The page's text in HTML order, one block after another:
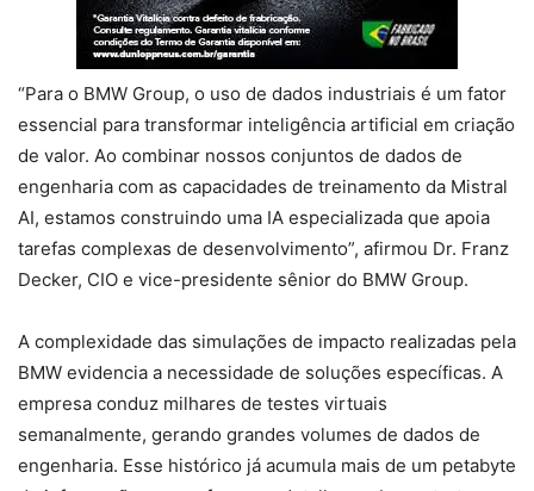
“Para o BMW Group, o uso de dados industriais é um fator
essencial para transformar inteligência artificial em criação
de valor. Ao combinar nossos conjuntos de dados de
engenharia com as capacidades de treinamento da Mistral
AI, estamos construindo uma IA especializada que apoia
tarefas complexas de desenvolvimento”, afirmou Dr. Franz
Decker, CIO e vice-presidente sênior do BMW Group.
A complexidade das simulações de impacto realizadas pela
BMW evidencia a necessidade de soluções específicas. A
empresa conduz milhares de testes virtuais
semanalmente, gerando grandes volumes de dados de
engenharia. Esse histórico já acumula mais de um petabyte